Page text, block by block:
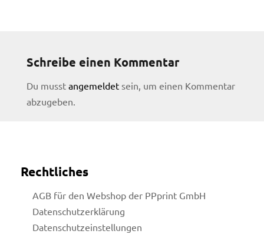
Schreibe einen Kommentar
Du musst angemeldet sein, um einen Kommentar
abzugeben.
Rechtliches
AGB für den Webshop der PPprint GmbH
Datenschutzerklärung
Datenschutzeinstellungen